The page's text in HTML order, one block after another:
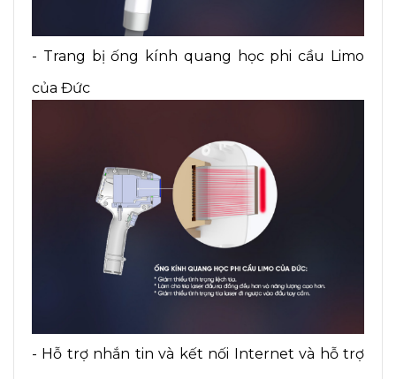
- Trang bị ống kính quang học phi cầu Limo
của Đức
- Hỗ trợ nhắn tin và kết nối Internet và hỗ trợ